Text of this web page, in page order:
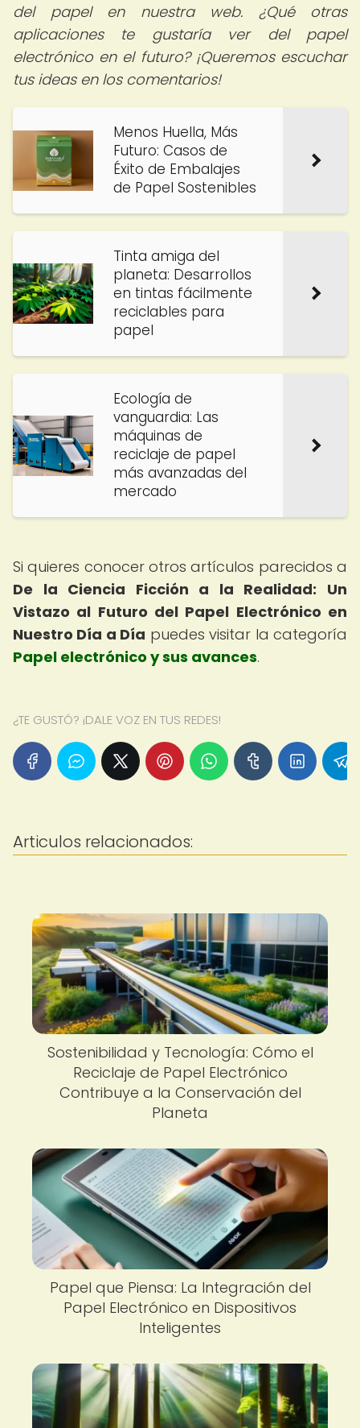
del papel en nuestra web. ¿Qué otras
aplicaciones te gustaría ver del papel
electrónico en el futuro? ¡Queremos escuchar
tus ideas en los comentarios!
Menos Huella, Más
Futuro: Casos de
Éxito de Embalajes
de Papel Sostenibles
Tinta amiga del
planeta: Desarrollos
en tintas fácilmente
reciclables para
papel
Ecología de
vanguardia: Las
máquinas de
reciclaje de papel
más avanzadas del
mercado
Si quieres conocer otros artículos parecidos a
De la Ciencia Ficción a la Realidad: Un
Vistazo al Futuro del Papel Electrónico en
Nuestro Día a Día puedes visitar la categoría
Papel electrónico y sus avances.
¿TE GUSTÓ? ¡DALE VOZ EN TUS REDES!
Articulos relacionados:
Sostenibilidad y Tecnología: Cómo el
Reciclaje de Papel Electrónico
Contribuye a la Conservación del
Planeta
Papel que Piensa: La Integración del
Papel Electrónico en Dispositivos
Inteligentes